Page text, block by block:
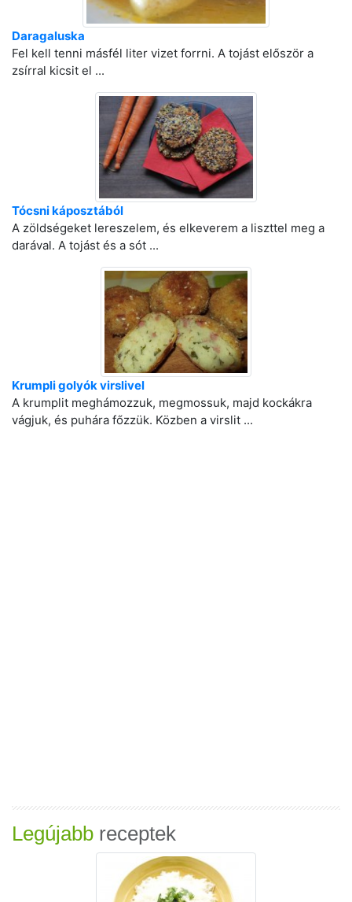
Daragaluska
Fel kell tenni másfél liter vizet forrni. A tojást először a
zsírral kicsit el ...
Tócsni káposztából
A zöldségeket lereszelem, és elkeverem a liszttel meg a
darával. A tojást és a sót ...
Krumpli golyók virslivel
A krumplit meghámozzuk, megmossuk, majd kockákra
vágjuk, és puhára főzzük. Közben a virslit ...
Legújabb receptek